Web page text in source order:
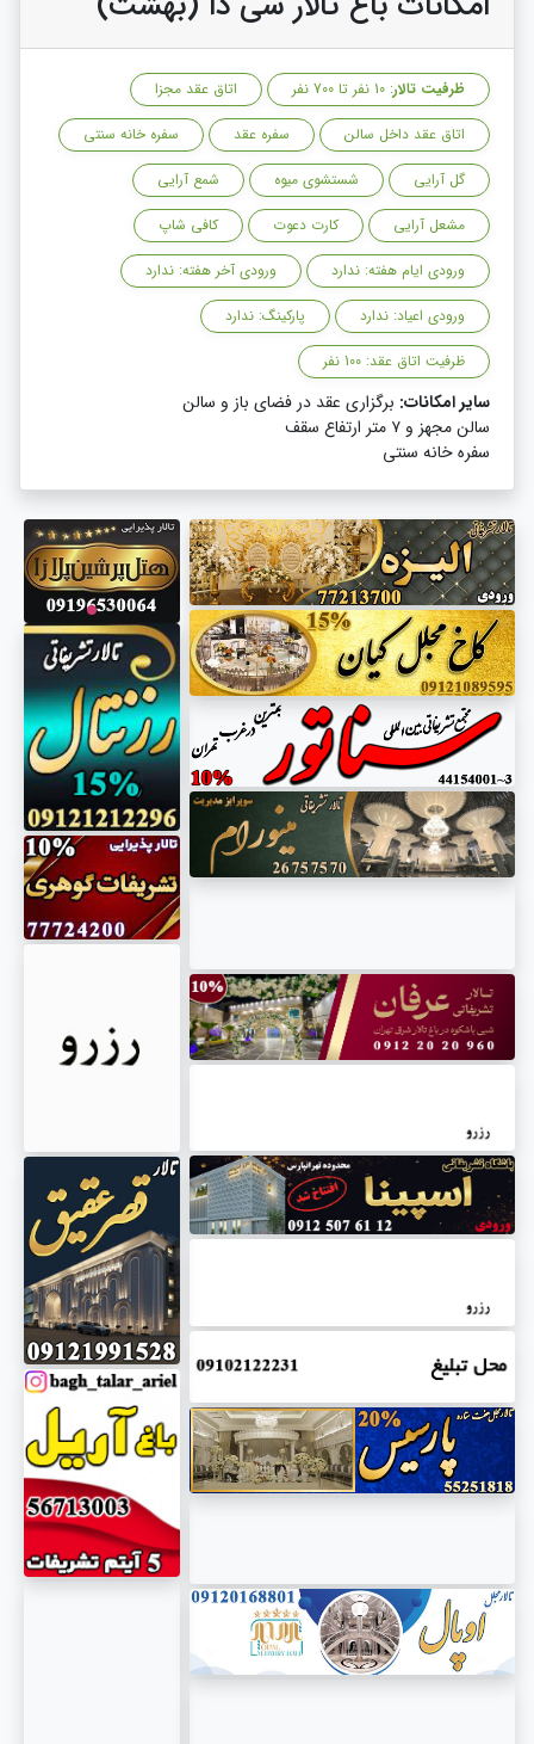
ظرفیت تالار: 10 نفر تا 700 نفر
اتاق عقد مجزا
اتاق عقد داخل سالن
سفره عقد
سفره خانه سنتی
گل آرایی
شستشوی میوه
شمع آرایی
مشعل آرایی
کارت دعوت
کافی شاپ
ورودی ایام هفته: ندارد
ورودی آخر هفته: ندارد
ورودی اعیاد: ندارد
پارکینگ: ندارد
ظرفیت اتاق عقد: 100 نفر
سایر امکانات: برگزاری عقد در فضای باز و سالن
سالن مجهز و ۷ متر ارتفاع سقف
سفره خانه سنتی